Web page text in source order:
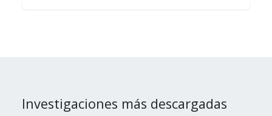
Investigaciones más descargadas